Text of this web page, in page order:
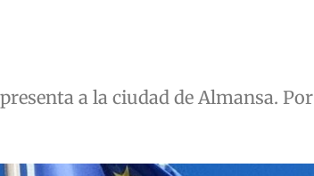
a la ciudad de Almansa. Por